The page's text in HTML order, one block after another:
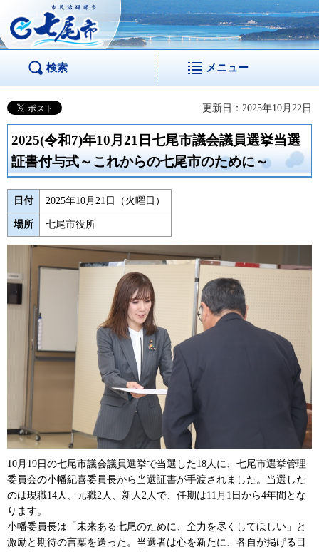
市民活躍都市 七尾
市
検索 メニュー
更新日：2025年10月22日
2025(令和7)年10月21日七尾市議会議員選挙当選
証書付与式～これからの七尾市のために～
日付 2025年10月21日（火曜日）
場所 七尾市役所
10月19日の七尾市議会議員選挙で当選した18人に、七尾市選挙管理
委員会の小幡紀喜委員長から当選証書が手渡されました。当選した
のは現職14人、元職2人、新人2人で、任期は11月1日から4年間とな
ります。
小幡委員長は「未来ある七尾のために、全力を尽くしてほしい」と
激励と期待の言葉を送った。当選者は心を新たに、各自が掲げる目